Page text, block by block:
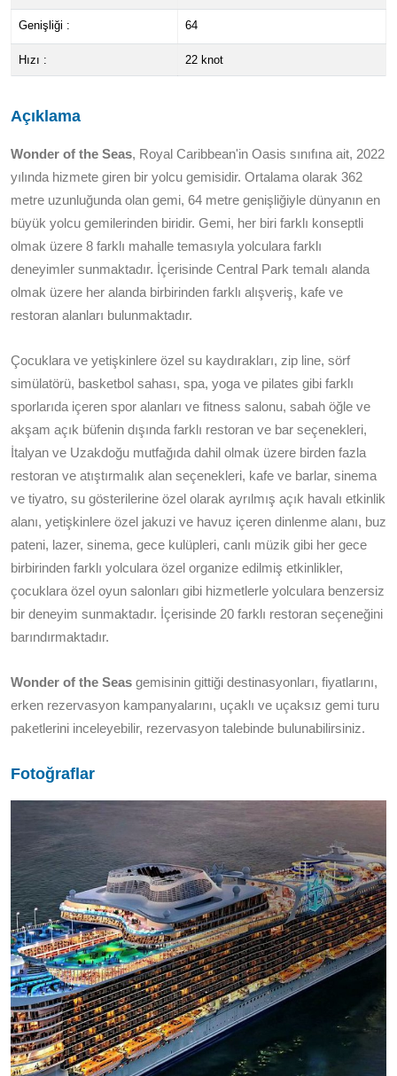
Genişliği : 64
Hızı : 22 knot
Açıklama
Wonder of the Seas, Royal Caribbean'in Oasis sınıfına ait, 2022
yılında hizmete giren bir yolcu gemisidir. Ortalama olarak 362
metre uzunluğunda olan gemi, 64 metre genişliğiyle dünyanın en
büyük yolcu gemilerinden biridir. Gemi, her biri farklı konseptli
olmak üzere 8 farklı mahalle temasıyla yolculara farklı
deneyimler sunmaktadır. İçerisinde Central Park temalı alanda
olmak üzere her alanda birbirinden farklı alışveriş, kafe ve
restoran alanları bulunmaktadır.
Çocuklara ve yetişkinlere özel su kaydırakları, zip line, sörf
simülatörü, basketbol sahası, spa, yoga ve pilates gibi farklı
sporlarıda içeren spor alanları ve fitness salonu, sabah öğle ve
akşam açık büfenin dışında farklı restoran ve bar seçenekleri,
İtalyan ve Uzakdoğu mutfağıda dahil olmak üzere birden fazla
restoran ve atıştırmalık alan seçenekleri, kafe ve barlar, sinema
ve tiyatro, su gösterilerine özel olarak ayrılmış açık havalı etkinlik
alanı, yetişkinlere özel jakuzi ve havuz içeren dinlenme alanı, buz
pateni, lazer, sinema, gece kulüpleri, canlı müzik gibi her gece
birbirinden farklı yolculara özel organize edilmiş etkinlikler,
çocuklara özel oyun salonları gibi hizmetlerle yolculara benzersiz
bir deneyim sunmaktadır. İçerisinde 20 farklı restoran seçeneğini
barındırmaktadır.
Wonder of the Seas gemisinin gittiği destinasyonları, fiyatlarını,
erken rezervasyon kampanyalarını, uçaklı ve uçaksız gemi turu
paketlerini inceleyebilir, rezervasyon talebinde bulunabilirsiniz.
Fotoğraflar